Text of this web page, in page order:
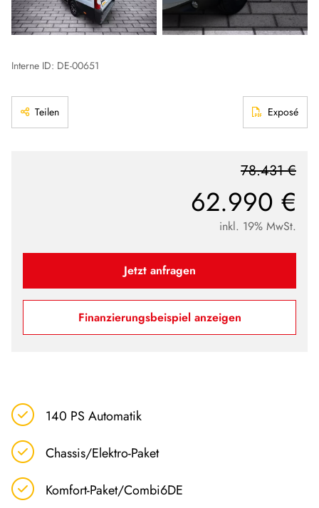
Interne ID: DE-00651
Teilen Exposé
62.990 €
78.431 €
inkl. 19% MwSt.
Jetzt anfragen
Finanzierungsbeispiel anzeigen
140 PS Automatik
Chassis/Elektro-Paket
Komfort-Paket/Combi6DE